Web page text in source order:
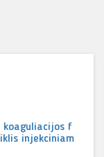
koaguliacijos f
injekciniam